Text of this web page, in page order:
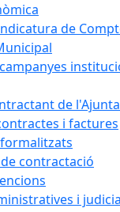
de
de
i factures
contractació
i